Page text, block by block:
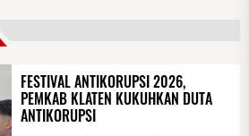
FESTIVAL ANTIKORUPSI 2026,
PEMKAB KLATEN KUKUHKAN DUTA
ANTIKORUPSI